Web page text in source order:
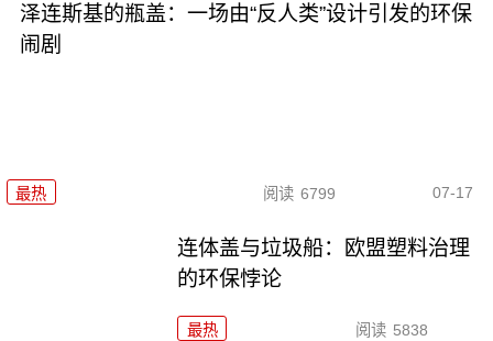
泽连斯基的瓶盖：一场由“反人类”设计引发的环保
闹剧
最热 阅读 6799 07-17
连体盖与垃圾船：欧盟塑料治理
的环保悖论
最热 阅读 5838